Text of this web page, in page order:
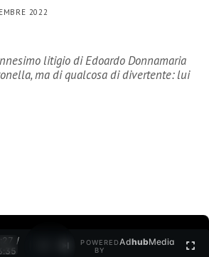
2022
litigio di Edoardo Donnamaria
ma di qualcosa di divertente: lui
/
POWERED
BY
AdhubMedia